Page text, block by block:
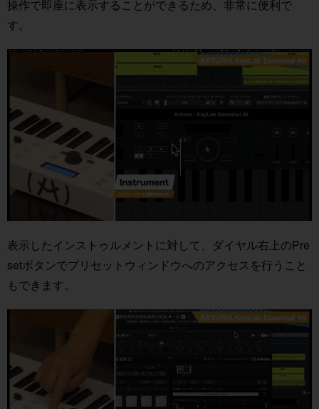
操作で即座に表示することができるため、非常に便利で
す。
表示したインストゥルメントに対して、ダイヤル右上のPre
setボタンでプリセットウィンドウへのアクセスを行うこと
もできます。